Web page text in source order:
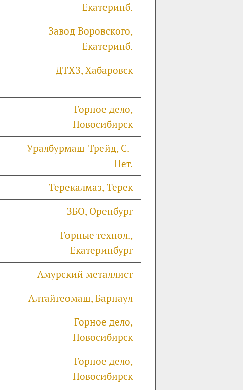
Екатеринб.
Завод Воровского,
Екатеринб.
ДТХЗ, Хабаровск
Горное дело,
Новосибирск
Уралбурмаш-Трейд, С.-
Пет.
Терекалмаз, Терек
ЗБО, Оренбург
Горные технол.,
Екатеринбург
Амурский металлист
Алтайгеомаш, Барнаул
Горное дело,
Новосибирск
Горное дело,
Новосибирск